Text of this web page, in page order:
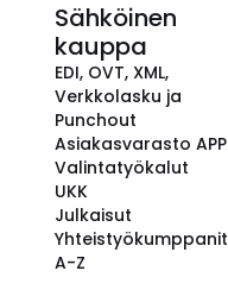
Sähköinen
kauppa
EDI, OVT, XML,
Verkkolasku ja
Punchout
Asiakasvarasto APP
Valintatyökalut
UKK
Julkaisut
Yhteistyökumppanit
A-Z